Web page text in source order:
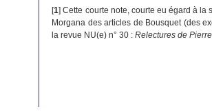
[1]Cette courte note, courte eu égard à
Morgana des articles de Bousquet (des
la revue NU(e) n° 30 :Relectures de